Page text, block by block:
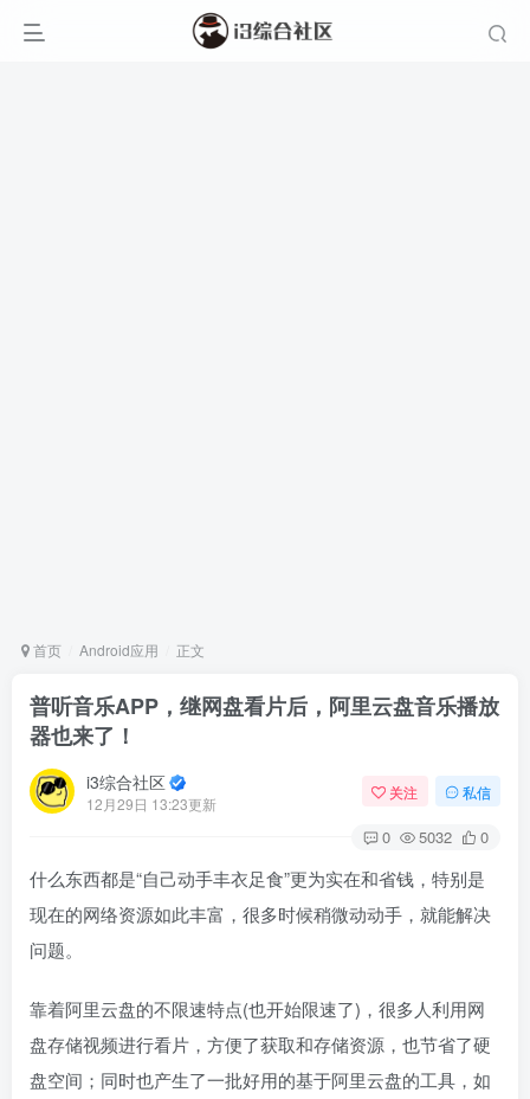
首页 Android应用 正文
普听音乐APP，继网盘看片后，阿里云盘音乐播放
器也来了！
i3综合社区
12月29日 13:23更新
关注 私信
0 5032 0
什么东西都是“自己动手丰衣足食”更为实在和省钱，特别是
现在的网络资源如此丰富，很多时候稍微动动手，就能解决
问题。
靠着阿里云盘的不限速特点(也开始限速了)，很多人利用网
盘存储视频进行看片，方便了获取和存储资源，也节省了硬
盘空间；同时也产生了一批好用的基于阿里云盘的工具，如